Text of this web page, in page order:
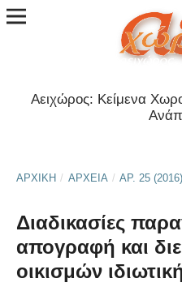
Αειχώρος: Κείμενα
ΑΡΧΙΚΉ / ΑΡΧΕΊΑ / ΑΡ. 25 (2016)
Διαδικασίες
απογραφή και
οικισμών